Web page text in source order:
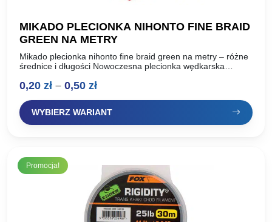
MIKADO PLECIONKA NIHONTO FINE BRAID
GREEN NA METRY
Mikado plecionka nihonto fine braid green na metry – różne
średnice i długości Nowoczesna plecionka wędkarska
splecionych w idealnie…
0,20 zł – 0,50 złZakres
cen:
od
0,50 zł
WYBIERZ WARIANT
Promocja!